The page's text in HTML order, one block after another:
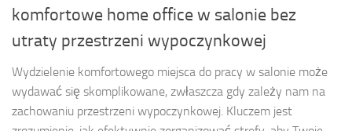
komfortowe home office w salonie bez
utraty przestrzeni wypoczynkowej
Wydzielenie komfortowego miejsca do pracy w salonie może
wydawać się skomplikowane, zwłaszcza gdy zależy nam na
zachowaniu przestrzeni wypoczynkowej. Kluczem jest